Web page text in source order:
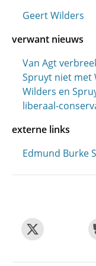
Geert Wilders
verwant nieuws
Van Agt
Spruyt niet met
Wilders en
liberaal-
externe links
Edmund Burke